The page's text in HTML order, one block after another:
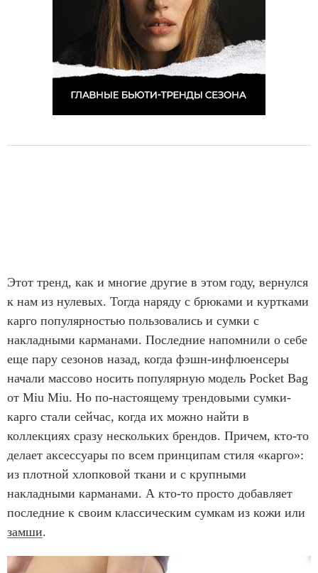
Этот тренд, как и многие другие в этом году, вернулся
к нам из нулевых. Тогда наряду с брюками и куртками
карго популярностью пользовались и сумки с
накладными карманами. Последние напомнили о себе
еще пару сезонов назад, когда фэшн-инфлюенсеры
начали массово носить популярную модель Pocket Bag
от Miu Miu. Но по-настоящему трендовыми сумки-
карго стали сейчас, когда их можно найти в
коллекциях сразу нескольких брендов. Причем, кто-то
делает аксессуары по всем принципам стиля «карго»:
из плотной хлопковой ткани и с крупными
накладными карманами. А кто-то просто добавляет
последние к своим классическим сумкам из кожи или
замши.